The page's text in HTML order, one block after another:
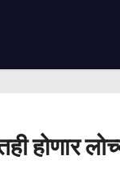
होणार